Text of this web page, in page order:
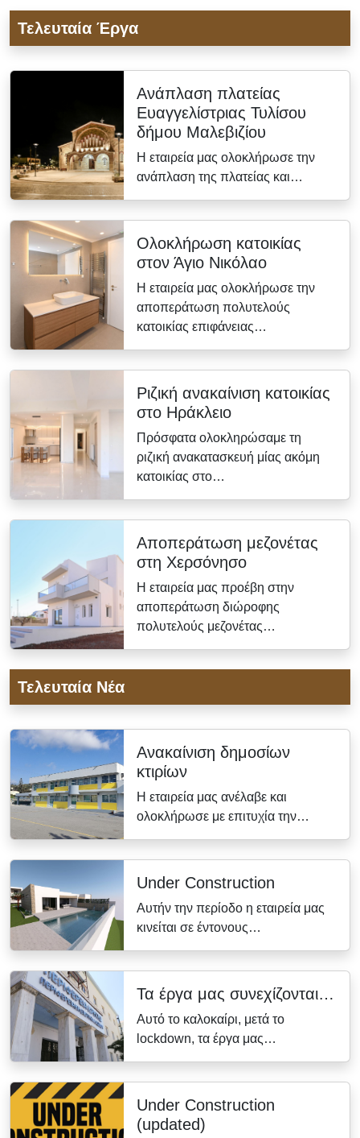
Τελευταία Έργα
Ανάπλαση πλατείας
Ευαγγελίστριας Τυλίσου
δήμου Μαλεβιζίου
Η εταιρεία μας ολοκλήρωσε την
ανάπλαση της πλατείας και…
Ολοκλήρωση κατοικίας
στον Άγιο Νικόλαο
Η εταιρεία μας ολοκλήρωσε την
αποπεράτωση πολυτελούς
κατοικίας επιφάνειας…
Ριζική ανακαίνιση κατοικίας
στο Ηράκλειο
Πρόσφατα ολοκληρώσαμε τη
ριζική ανακατασκευή μίας ακόμη
κατοικίας στο…
Αποπεράτωση μεζονέτας
στη Χερσόνησο
Η εταιρεία μας προέβη στην
αποπεράτωση διώροφης
πολυτελούς μεζονέτας…
Τελευταία Νέα
Ανακαίνιση δημοσίων
κτιρίων
Η εταιρεία μας ανέλαβε και
ολοκλήρωσε με επιτυχία την…
Under Construction
Αυτήν την περίοδο η εταιρεία μας
κινείται σε έντονους…
Τα έργα μας συνεχίζονται…
Αυτό το καλοκαίρι, μετά το
lockdown, τα έργα μας…
Under Construction
(updated)